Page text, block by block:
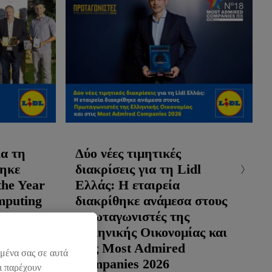
τη
Year
Δύο νέες τιμητικές
διακρίσεις για τη Lidl
Ελλάς: Η εταιρεία
διακρίθηκε ανάμεσα στους
Πρωταγωνιστές της
Ελληνικής Οικονομίας και
στις Most Admired
Companies 2026
σας σε αυτά
παρέχουν